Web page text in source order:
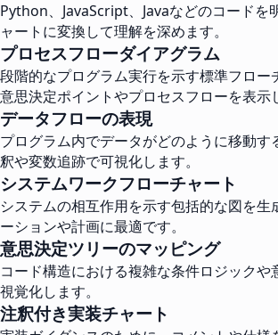
Python、JavaScript、Javaなどのコードを
ャートに変換して理解を深めます。
プロセスフローダイアグラム
段階的なプログラム実行を示す標準フロー
意思決定ポイントやプロセスフローを表示
データフローの表現
プログラム内でデータがどのように移動す
釈や変数追跡で可視化します。
システムワークフローチャート
システムの相互作用を示す包括的な図を生
ーションや計画に最適です。
意思決定ツリーのマッピング
コード構造における複雑な条件ロジックや
視覚化します。
注釈付き実装チャート